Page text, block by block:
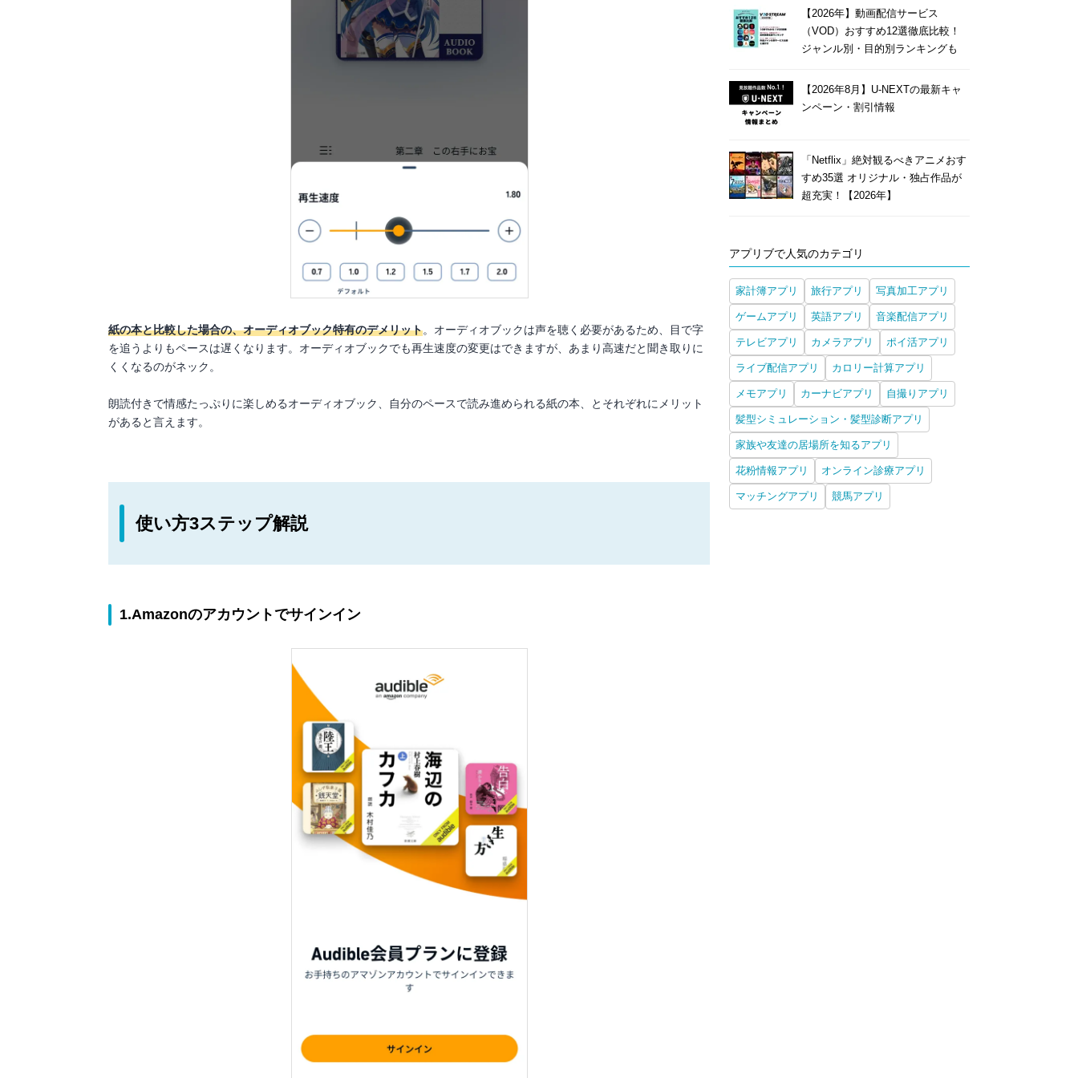
紙の本と比較した場合の、オーディオブック特有のデメリット。オーディオブックは声を聴く必要があるため、目で字
を追うよりもペースは遅くなります。オーディオブックでも再生速度の変更はできますが、あまり高速だと聞き取りに
くくなるのがネック。
朗読付きで情感たっぷりに楽しめるオーディオブック、自分のペースで読み進められる紙の本、とそれぞれにメリット
があると言えます。
使い方3ステップ解説
1.Amazonのアカウントでサインイン
【2026年】動画配信サービス
（VOD）おすすめ12選徹底比較！
ジャンル別・目的別ランキングも
【2026年8月】U-NEXTの最新キャ
ンペーン・割引情報
「Netflix」絶対観るべきアニメおす
すめ35選 オリジナル・独占作品が
超充実！【2026年】
アプリブで人気のカテゴリ
家計簿アプリ 旅行アプリ 写真加工アプリ
ゲームアプリ 英語アプリ 音楽配信アプリ
テレビアプリ カメラアプリ ポイ活アプリ
ライブ配信アプリ カロリー計算アプリ
メモアプリ カーナビアプリ 自撮りアプリ
髪型シミュレーション・髪型診断アプリ
家族や友達の居場所を知るアプリ
花粉情報アプリ オンライン診療アプリ
マッチングアプリ 競馬アプリ